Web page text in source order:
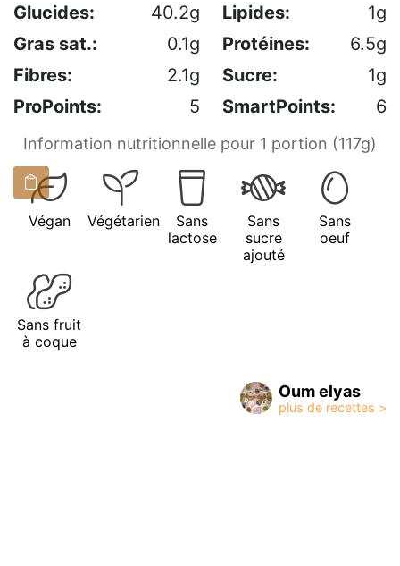
Glucides: 40.2g Lipides:
1g
Gras sat.:
0.1g Protéines:
6.5g
Fibres:
2.1g Sucre:
1g
ProPoints:
5 SmartPoints: 6
Information nutritionnelle pour 1 portion (117g)
Végan Végétarien
Sans
lactose
Sans
sucre
ajouté
Sans
oeuf
Sans fruit
à coque
Oum elyas